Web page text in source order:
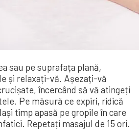
sau pe suprafața plană,
și relaxați-vă. Așezați-vă
încercând să vă atingeți
Pe măsură ce expiri, ridică
timp apasă pe gropile în care
Repetați masajul de 15 ori.